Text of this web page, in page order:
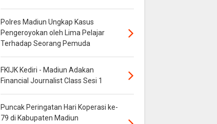
Polres Madiun Ungkap Kasus
Pengeroyokan oleh Lima Pelajar
Terhadap Seorang Pemuda
FKIJK Kediri - Madiun Adakan
Financial Journalist Class Sesi 1
Puncak Peringatan Hari Koperasi ke-
79 di Kabupaten Madiun